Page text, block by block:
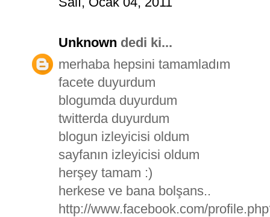
Unknown dedi ki...
merhaba hepsini tamamladım
facete duyurdum
blogumda duyurdum
twitterda duyurdum
blogun izleyicisi oldum
sayfanın izleyicisi oldum
herşey tamam :)
herkese ve bana bolşans..
http://www.facebook.com/